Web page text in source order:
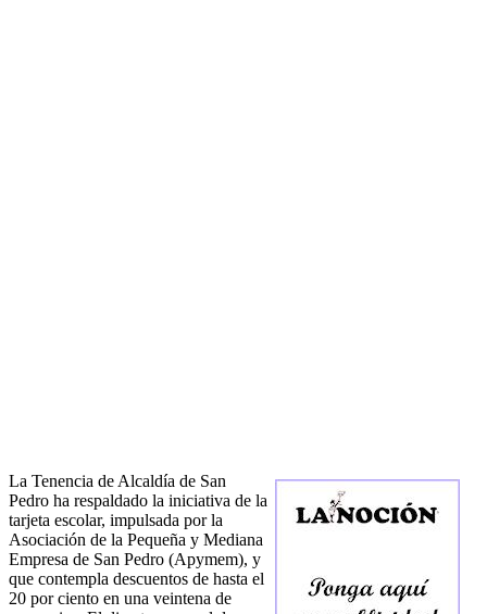
La Tenencia de Alcaldía de San
Pedro ha respaldado la iniciativa de la
tarjeta escolar, impulsada por la
Asociación de la Pequeña y Mediana
Empresa de San Pedro (Apymem), y
que contempla descuentos de hasta el
20 por ciento en una veintena de